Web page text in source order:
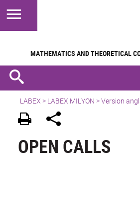
MATHEMATICS ANDTHEORETICAL
LABEX > LABEX MILYON >Version
OPEN CALLS